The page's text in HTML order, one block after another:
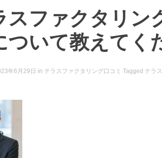
スファクタリ
ついて教えてく
年6月29日 in テラスファクタリング口コミ Tagged テラ